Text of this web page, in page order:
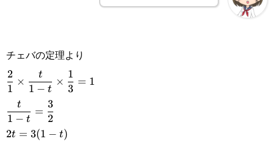
チェバの定理より
\displaystyle\frac{2}
{1}\times\frac{t}{1-
t}\times\frac{1}
{3}=1
1
2
×
1 − t
t
×
3
1
= 1
\displaystyle\frac{t}
{1-t}=\frac{3}{2}
1 − t
t
=
2
3
2t=3(1-
2t = 3(1 − t)